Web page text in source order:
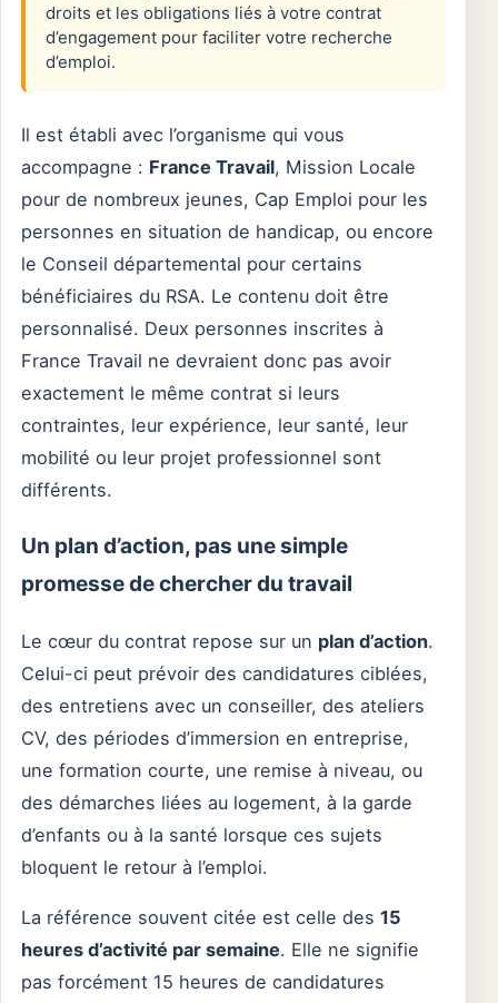
droits et les obligations liés à votre contrat
d’engagement pour faciliter votre recherche
d’emploi.
Il est établi avec l’organisme qui vous
accompagne : France Travail, Mission Locale
pour de nombreux jeunes, Cap Emploi pour les
personnes en situation de handicap, ou encore
le Conseil départemental pour certains
bénéficiaires du RSA. Le contenu doit être
personnalisé. Deux personnes inscrites à
France Travail ne devraient donc pas avoir
exactement le même contrat si leurs
contraintes, leur expérience, leur santé, leur
mobilité ou leur projet professionnel sont
différents.
Un plan d’action, pas une simple
promesse de chercher du travail
Le cœur du contrat repose sur un plan d’action.
Celui-ci peut prévoir des candidatures ciblées,
des entretiens avec un conseiller, des ateliers
CV, des périodes d’immersion en entreprise,
une formation courte, une remise à niveau, ou
des démarches liées au logement, à la garde
d’enfants ou à la santé lorsque ces sujets
bloquent le retour à l’emploi.
La référence souvent citée est celle des 15
heures d’activité par semaine. Elle ne signifie
pas forcément 15 heures de candidatures